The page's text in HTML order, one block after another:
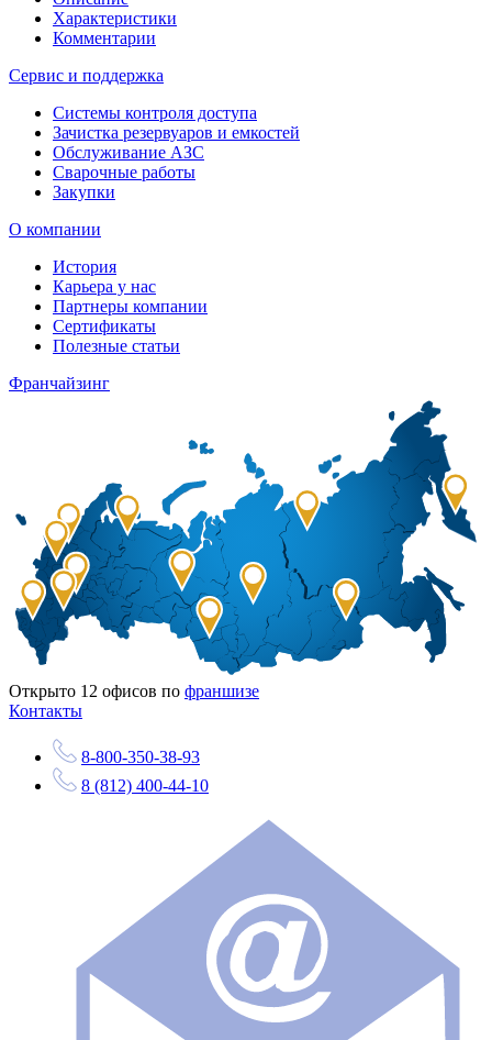
Характеристики
Комментарии
Сервис и поддержка
Системы контроля доступа
Зачистка резервуаров и емкостей
Обслуживание АЗС
Сварочные работы
Закупки
О компании
История
Карьера у нас
Партнеры компании
Сертификаты
Полезные статьи
Франчайзинг
Открыто 12 офисов по франшизе
Контакты
8-800-350-38-93
8 (812) 400-44-10